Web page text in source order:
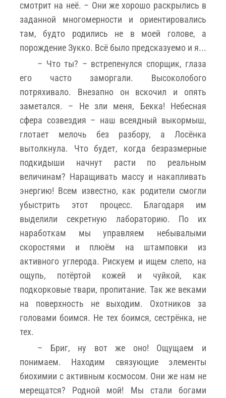
смотрит на неё. – Они же хорошо раскрылись в
заданной многомерности и ориентировались
там, будто родились не в моей голове, а
порождение Зукко. Всё было предсказуемо и я...
– Что ты? – встрепенулся спорщик, глаза
его часто заморгали. Высоколобого
потряхивало. Внезапно он вскочил и опять
заметался. – Не зли меня, Бекка! Небесная
сфера созвездия – наш всеядный выкормыш,
глотает мелочь без разбору, а Лосёнка
вытолкнула. Что будет, когда безразмерные
подкидыши начнут расти по реальным
величинам? Наращивать массу и накапливать
энергию! Всем известно, как родители смогли
убыстрить этот процесс. Благодаря им
выделили секретную лабораторию. По их
наработкам мы управляем небывалыми
скоростями и плюём на штамповки из
активного углерода. Рискуем и ищем слепо, на
ощупь, потёртой кожей и чуйкой, как
подкорковые твари, пропитание. Так же веками
на поверхность не выходим. Охотников за
головами боимся. Не тех боимся, сестрёнка, не
тех.
– Бриг, ну вот же оно! Ощущаем и
понимаем. Находим связующие элементы
биохимии с активным космосом. Они же нам не
мерещатся? Родной мой! Мы стали богами